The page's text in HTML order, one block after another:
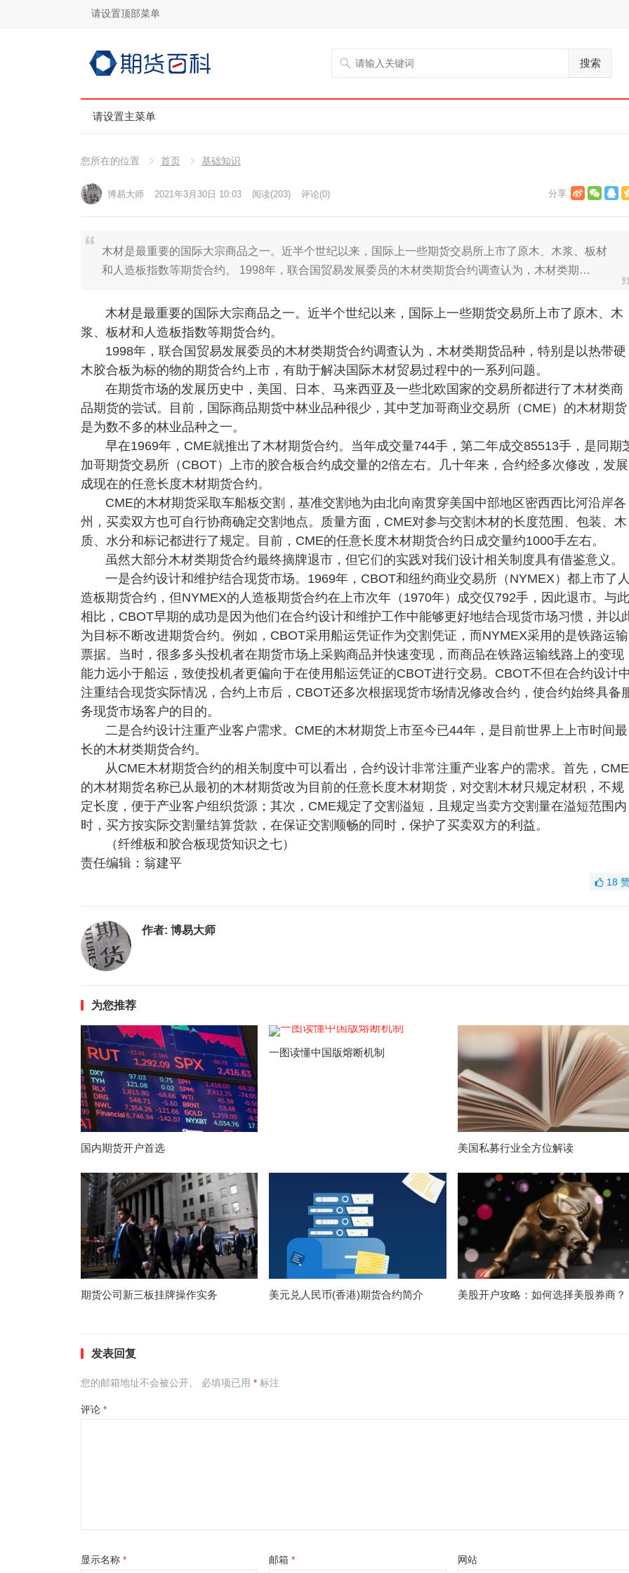
请设置顶部菜单
搜索
请设置主菜单
您所在的位置 首页 基础知识
博易大师 2021年3月30日 10:03 阅读(203) 评论(0)
木材是最重要的国际大宗商品之一。近半个世纪以来，国际上一些期货交易所上市了原木、木浆、板材
和人造板指数等期货合约。 1998年，联合国贸易发展委员的木材类期货合约调查认为，木材类期…
木材是最重要的国际大宗商品之一。近半个世纪以来，国际上一些期货交易所上市了原木、木
浆、板材和人造板指数等期货合约。
1998年，联合国贸易发展委员的木材类期货合约调查认为，木材类期货品种，特别是以热带硬
木胶合板为标的物的期货合约上市，有助于解决国际木材贸易过程中的一系列问题。
在期货市场的发展历史中，美国、日本、马来西亚及一些北欧国家的交易所都进行了木材类商
品期货的尝试。目前，国际商品期货中林业品种很少，其中芝加哥商业交易所（CME）的木材期货
是为数不多的林业品种之一。
早在1969年，CME就推出了木材期货合约。当年成交量744手，第二年成交85513手，是同期
加哥期货交易所（CBOT）上市的胶合板合约成交量的2倍左右。几十年来，合约经多次修改，发展
成现在的任意长度木材期货合约。
CME的木材期货采取车船板交割，基准交割地为由北向南贯穿美国中部地区密西西比河沿岸各
州，买卖双方也可自行协商确定交割地点。质量方面，CME对参与交割木材的长度范围、包装、木
质、水分和标记都进行了规定。目前，CME的任意长度木材期货合约日成交量约1000手左右。
虽然大部分木材类期货合约最终摘牌退市，但它们的实践对我们设计相关制度具有借鉴意义。
一是合约设计和维护结合现货市场。1969年，CBOT和纽约商业交易所（NYMEX）都上市了人
造板期货合约，但NYMEX的人造板期货合约在上市次年（1970年）成交仅792手，因此退市。与此
相比，CBOT早期的成功是因为他们在合约设计和维护工作中能够更好地结合现货市场习惯，并以
为目标不断改进期货合约。例如，CBOT采用船运凭证作为交割凭证，而NYMEX采用的是铁路运输
票据。当时，很多多头投机者在期货市场上采购商品并快速变现，而商品在铁路运输线路上的变现
能力远小于船运，致使投机者更偏向于在使用船运凭证的CBOT进行交易。CBOT不但在合约设计中
注重结合现货实际情况，合约上市后，CBOT还多次根据现货市场情况修改合约，使合约始终具备
务现货市场客户的目的。
二是合约设计注重产业客户需求。CME的木材期货上市至今已44年，是目前世界上上市时间最
长的木材类期货合约。
从CME木材期货合约的相关制度中可以看出，合约设计非常注重产业客户的需求。首先，CME
的木材期货名称已从最初的木材期货改为目前的任意长度木材期货，对交割木材只规定材积，不规
定长度，便于产业客户组织货源；其次，CME规定了交割溢短，且规定当卖方交割量在溢短范围内
时，买方按实际交割量结算货款，在保证交割顺畅的同时，保护了买卖双方的利益。
（纤维板和胶合板现货知识之七）
责任编辑：翁建平
18
作者: 博易大师
为您推荐
国内期货开户首选
一图读懂中国版熔断机制
美国私募行业全方位解读
期货公司新三板挂牌操作实务 美元兑人民币(香港)期货合约简介 美股开户攻略：如何选择美股券商？
发表回复
您的邮箱地址不会被公开。 必填项已用 *标注
评论 *
显示名称 * 邮箱* 网站